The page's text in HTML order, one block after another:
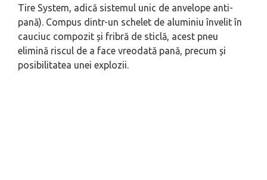
Tire System, adică sistemul unic de anvelope anti-
pană). Compus dintr-un schelet de aluminiu învelit în
cauciuc compozit și fribră de sticlă, acest pneu
elimină riscul de a face vreodată pană, precum și
posibilitatea unei explozii.